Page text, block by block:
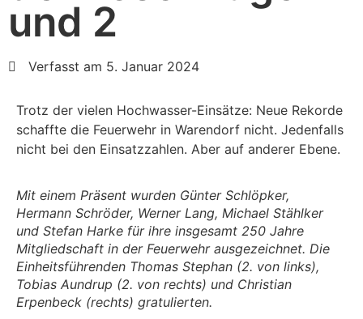
und 2
Verfasst am 5. Januar 2024
Trotz der vielen Hochwasser-Einsätze: Neue Rekorde
schaffte die Feuerwehr in Warendorf nicht. Jedenfalls
nicht bei den Einsatzzahlen. Aber auf anderer Ebene.
Mit einem Präsent wurden Günter Schlöpker,
Hermann Schröder, Werner Lang, Michael Stählker
und Stefan Harke für ihre insgesamt 250 Jahre
Mitgliedschaft in der Feuerwehr ausgezeichnet. Die
Einheitsführenden Thomas Stephan (2. von links),
Tobias Aundrup (2. von rechts) und Christian
Erpenbeck (rechts) gratulierten.